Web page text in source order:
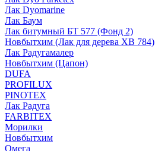
Лак Dyomarine
Лак Баум
Лак битумный БТ 577 (Фонд 2)
Новбытхим (Лак для дерева ХВ 784)
Лак Радугамалер
Новбытхим (Цапон)
DUFA
PROFILUX
PINOTEX
Лак Радуга
FARBITEX
Морилки
Новбытхим
Омега